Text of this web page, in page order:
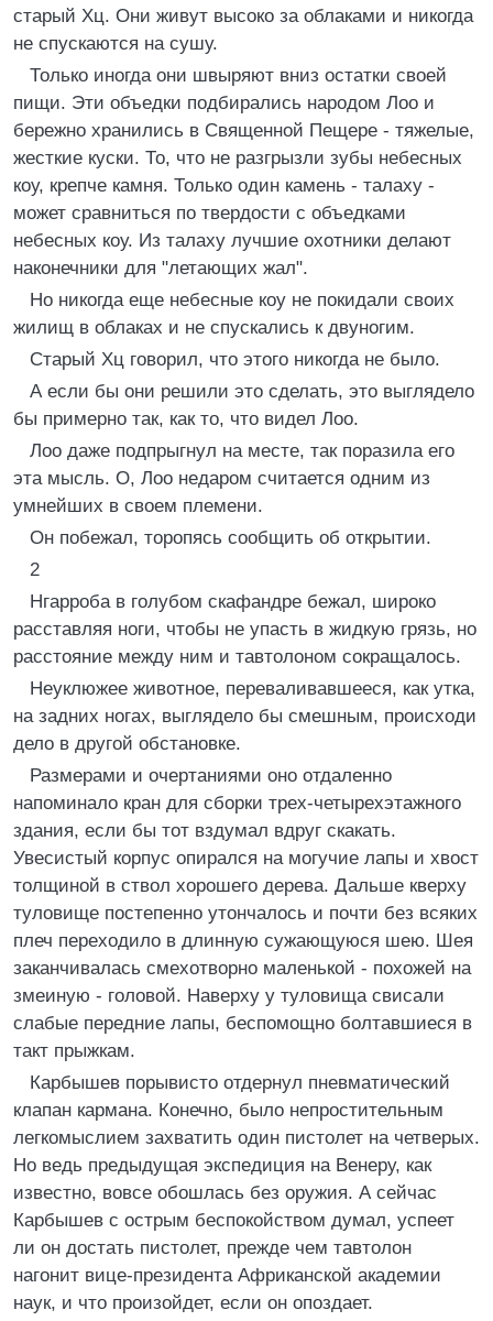
старый Хц. Они живут высоко за облаками и никогда
не спускаются на сушу.
Только иногда они швыряют вниз остатки своей
пищи. Эти объедки подбирались народом Лоо и
бережно хранились в Священной Пещере - тяжелые,
жесткие куски. То, что не разгрызли зубы небесных
коу, крепче камня. Только один камень - талаху -
может сравниться по твердости с объедками
небесных коу. Из талаху лучшие охотники делают
наконечники для "летающих жал".
Но никогда еще небесные коу не покидали своих
жилищ в облаках и не спускались к двуногим.
Старый Хц говорил, что этого никогда не было.
А если бы они решили это сделать, это выглядело
бы примерно так, как то, что видел Лоо.
Лоо даже подпрыгнул на месте, так поразила его
эта мысль. О, Лоо недаром считается одним из
умнейших в своем племени.
Он побежал, торопясь сообщить об открытии.
2
Нгарроба в голубом скафандре бежал, широко
расставляя ноги, чтобы не упасть в жидкую грязь, но
расстояние между ним и тавтолоном сокращалось.
Неуклюжее животное, переваливавшееся, как утка,
на задних ногах, выглядело бы смешным, происходи
дело в другой обстановке.
Размерами и очертаниями оно отдаленно
напоминало кран для сборки трех-четырехэтажного
здания, если бы тот вздумал вдруг скакать.
Увесистый корпус опирался на могучие лапы и хвост
толщиной в ствол хорошего дерева. Дальше кверху
туловище постепенно утончалось и почти без всяких
плеч переходило в длинную сужающуюся шею. Шея
заканчивалась смехотворно маленькой - похожей на
змеиную - головой. Наверху у туловища свисали
слабые передние лапы, беспомощно болтавшиеся в
такт прыжкам.
Карбышев порывисто отдернул пневматический
клапан кармана. Конечно, было непростительным
легкомыслием захватить один пистолет на четверых.
Но ведь предыдущая экспедиция на Венеру, как
известно, вовсе обошлась без оружия. А сейчас
Карбышев с острым беспокойством думал, успеет
ли он достать пистолет, прежде чем тавтолон
нагонит вице-президента Африканской академии
наук, и что произойдет, если он опоздает.